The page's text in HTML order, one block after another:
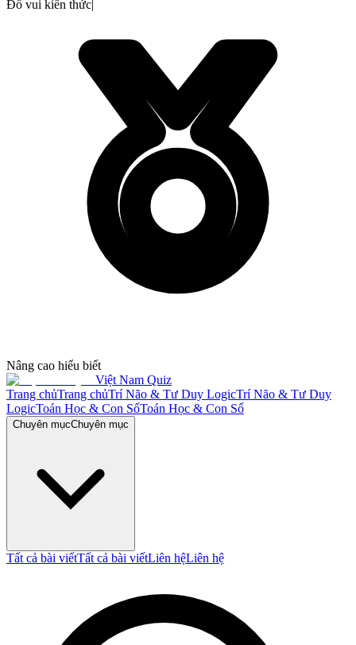
Đố vui kiến thức|
Nâng cao hiểu biết
Việt Nam Quiz
Trang chủTrang chủTrí Não & Tư Duy LogicTrí Não & Tư Duy
LogicToán Học & Con SốToán Học & Con Số
Chuyên mụcChuyên mục
Tất cả bài viếtTất cả bài viếtLiên hệLiên hệ